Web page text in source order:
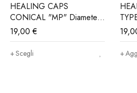
HEALING CAPS
CONICAL "MP" Diameter
5 (Iva e trasporto incluso)
19,00€
Scegli